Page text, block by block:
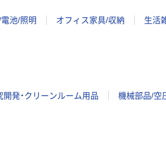
池/照明 オフィス家具/収納 生活
開発・クリーンルーム用品 機械部品/空